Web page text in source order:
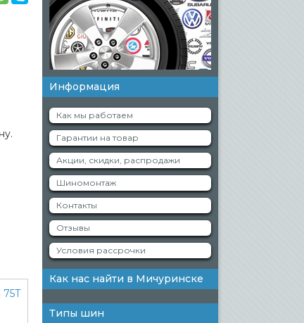
Информация
Как мы работаем
Гарантии на товар
Акции, скидки, распродажи
Шиномонтаж
Контакты
Отзывы
Условия рассрочки
Как нас найти в Мичуринске
Типы шин